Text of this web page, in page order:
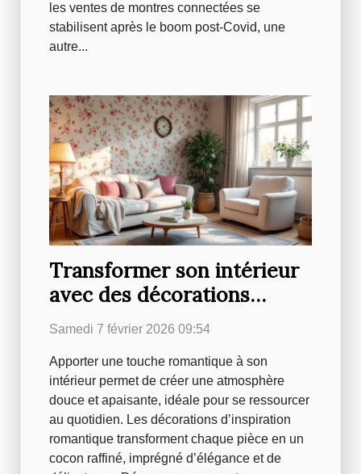
les ventes de montres connectées se
stabilisent après le boom post-Covid, une
autre...
Transformer son intérieur
avec des décorations
d'inspiration romantique
Samedi 7 février 2026 09:54
Apporter une touche romantique à son
intérieur permet de créer une atmosphère
douce et apaisante, idéale pour se ressourcer
au quotidien. Les décorations d’inspiration
romantique transforment chaque pièce en un
cocon raffiné, imprégné d’élégance et de